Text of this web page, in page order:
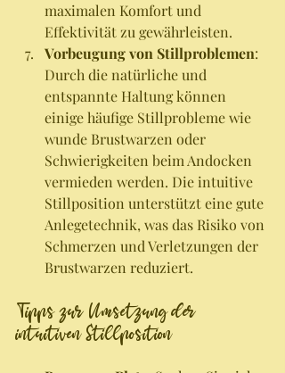
maximalen Komfort und
Effektivität zu gewährleisten.
Vorbeugung von Stillproblemen:
Durch die natürliche und
entspannte Haltung können
einige häufige Stillprobleme wie
wunde Brustwarzen oder
Schwierigkeiten beim Andocken
vermieden werden. Die intuitive
Stillposition unterstützt eine gute
Anlegetechnik, was das Risiko von
Schmerzen und Verletzungen der
Brustwarzen reduziert.
Tipps zur Umsetzung der
intuitiven Stillposition